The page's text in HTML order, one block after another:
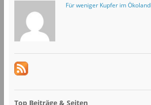
Für weniger Kupfer im
Top Beiträge & Seiten